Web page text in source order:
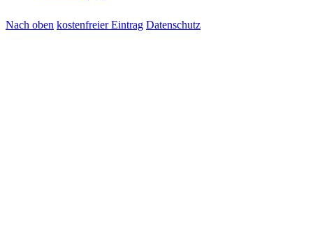
Nach oben kostenfreier Eintrag Datenschutz